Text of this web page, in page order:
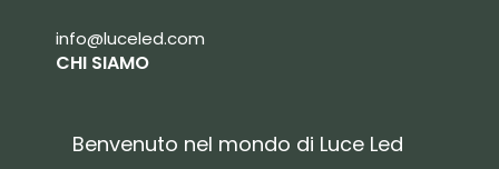
info@luceled.com
CHI SIAMO
Benvenuto nel mondo di Luce Led